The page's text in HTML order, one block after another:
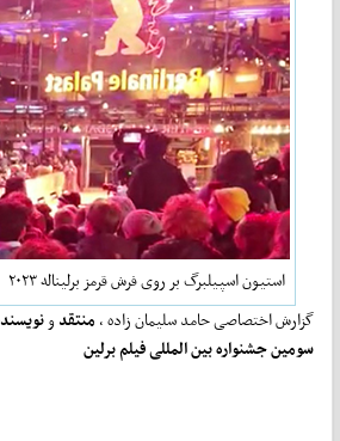
استیون اسپیلبرگ بر روی فرش قرمز برلیناله ۲۰۲۳
گزارش اختصاصی حامد سلیمان زاده ،منتقدونویسنده
سومین جشنواره بین المللی فیلم برلین